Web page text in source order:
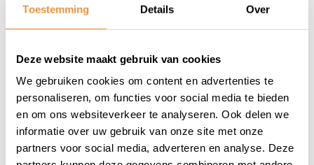
Toestemming Details Over
Deze website maakt gebruik van cookies
We gebruiken cookies om content en advertenties te
personaliseren, om functies voor social media te bieden
en om ons websiteverkeer te analyseren. Ook delen we
informatie over uw gebruik van onze site met onze
partners voor social media, adverteren en analyse. Deze
(0)
Plaatwerkset SP RS-1
air British racing
groen 5-delig
Op voorraad
(0)
Plaatwerkset SP RS-1
air nardo grijs glans
5-delig
Op voorraad